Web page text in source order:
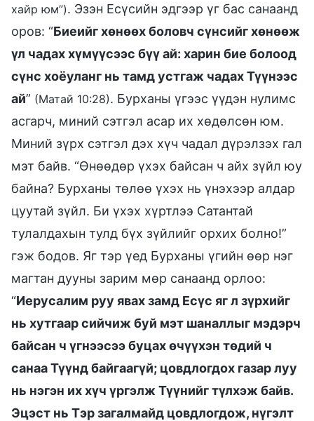
хайр юм”). Эзэн Есүсийн эдгээр үг бас санаанд
оров: “Биеийг хөнөөх боловч сүнсийг хөнөөж
үл чадах хүмүүсээс бүү ай: харин бие болоод
сүнс хоёуланг нь тамд устгаж чадах Түүнээс
ай” (Матай 10:28). Бурханы үгээс үүдэн нулимс
асгарч, миний сэтгэл асар их хөдөлсөн юм.
Миний зүрх сэтгэл дэх хүч чадал дүрэлзэх гал
мэт байв. “Өнөөдөр үхэх байсан ч айх зүйл юу
байна? Бурханы төлөө үхэх нь үнэхээр алдар
цуутай зүйл. Би үхэх хүртлээ Сатантай
тулалдахын тулд бүх зүйлийг орхих болно!”
гэж бодов. Яг тэр үед Бурханы үгийн өөр нэг
магтан дууны зарим мөр санаанд орлоо:
“Иерусалим руу явах замд Есүс яг л зүрхийг
нь хутгаар сийчиж буй мэт шаналлыг мэдэрч
байсан ч үгнээсээ буцах өчүүхэн төдий ч
санаа Түүнд байгаагүй; цовдлогдох газар луу
нь нэгэн их хүч үргэлж Түүнийг түлхэж байв.
Эцэст нь Тэр загалмайд цовдлогдож, нүгэлт